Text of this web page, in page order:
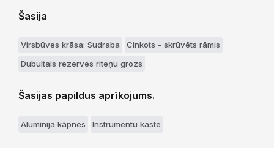
Šasija
Virsbūves krāsa: Sudraba
Cinkots - skrūvēts rāmis
Dubultais rezerves riteņu grozs
Šasijas papildus aprīkojums.
Alumīnija kāpnes Instrumentu kaste